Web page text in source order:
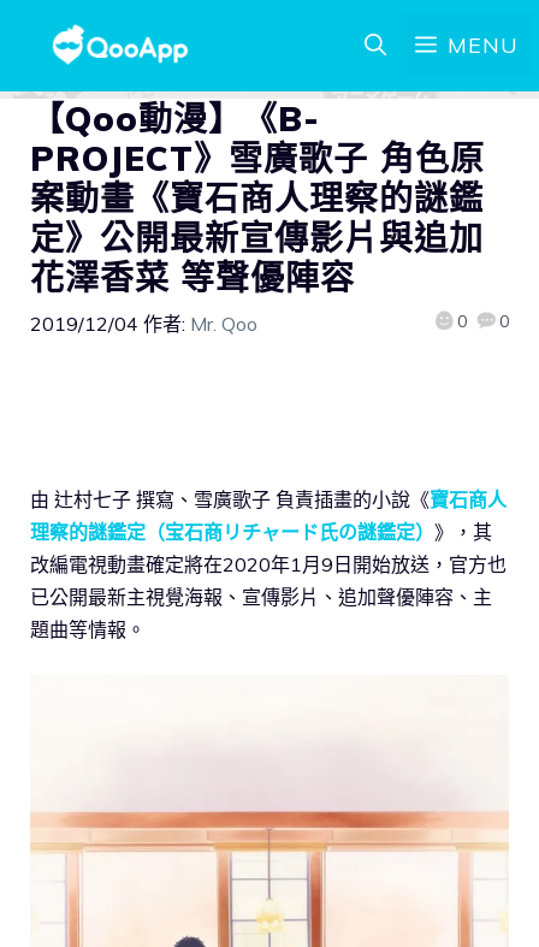
MENU
【Qoo動漫】《B-
PROJECT》雪廣歌子 角色原
案動畫《寶石商人理察的謎鑑
定》公開最新宣傳影片與追加
花澤香菜 等聲優陣容
2019/12/04 作者: Mr. Qoo 0 0
由 辻村七子 撰寫、雪廣歌子 負責插畫的小說《寶石商人
理察的謎鑑定（宝石商リチャード氏の謎鑑定） 》，其
改編電視動畫確定將在2020年1月9日開始放送，官方也
已公開最新主視覺海報、宣傳影片、追加聲優陣容、主
題曲等情報。